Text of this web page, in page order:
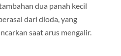
dua panah kecil
dari dioda, yang
saat arus mengalir.